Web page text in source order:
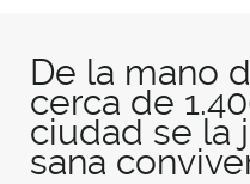
De la mano
cerca de
ciudad se la
sana